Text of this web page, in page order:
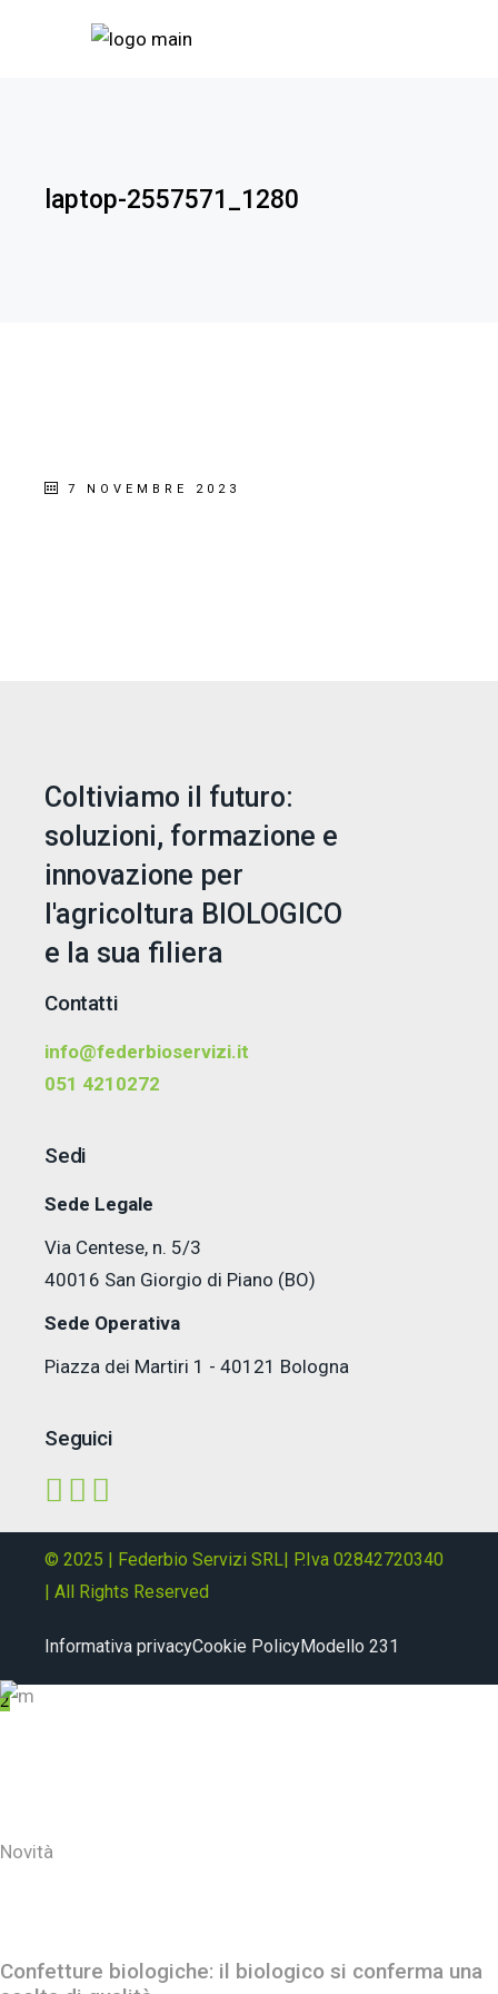
laptop-2557571_1280
7 NOVEMBRE 2023
Coltiviamo il futuro:
soluzioni, formazione e
innovazione per
l'agricoltura BIOLOGICO
e la sua filiera
Contatti
info@federbioservizi.it
051 4210272
Sedi
Sede Legale
Via Centese, n. 5/3
40016 San Giorgio di Piano (BO)
Sede Operativa
Piazza dei Martiri 1 - 40121 Bologna
Seguici
© 2025 | Federbio Servizi SRL| P.Iva 02842720340
| All Rights Reserved
Informativa privacyCookie PolicyModello 231
Novità
Confetture biologiche: il biologico si conferma una